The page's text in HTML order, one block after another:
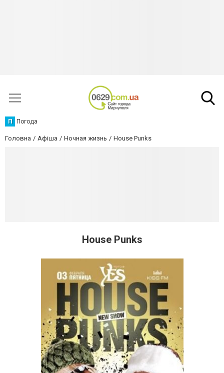
П Погода
Головна Афіша Ночная жизнь House Punks
House Punks